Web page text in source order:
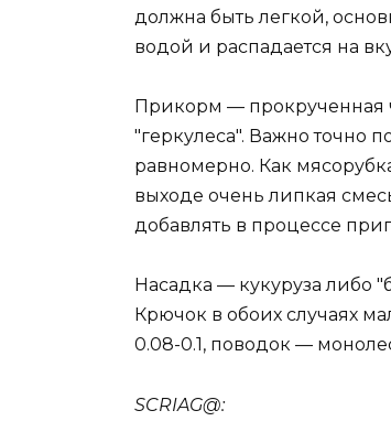
должна быть легкой,
водой и распадается на
Прикорм — прокрученная
"геркулеса". Важно точно
равномерно. Как
выходе очень липкая
добавлять в процессе
Насадка — кукуруза либо
Крючок в обоих случаях
0.08-0.1, поводок —
SCRIAG@: